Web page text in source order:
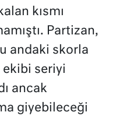
kısmı
Partizan,
andaki skorla
ekibi seriyi
ancak
giyebileceği